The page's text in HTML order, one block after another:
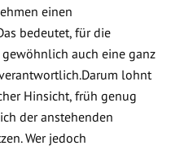
einen
bedeutet, für die
auch eine ganz
lohnt
Hinsicht, früh genug
der anstehenden
Wer jedoch